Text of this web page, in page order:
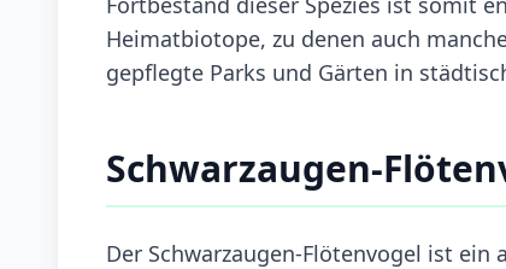
Heimatbiotope, zu denen auch
gepflegte Parks und Gärten in
Schwarzaugen-
Der Schwarzaugen-Flötenvogel ist